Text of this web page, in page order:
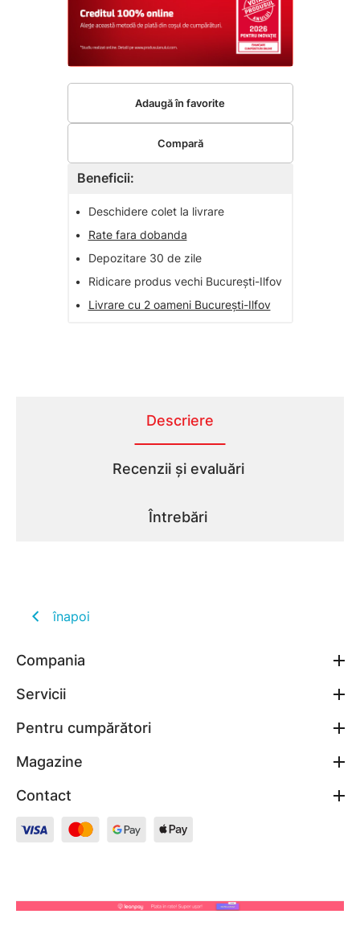
Beneficii:
•
Deschidere colet la livrare
•
Rate fara dobanda
•
Depozitare 30 de zile
•
Ridicare produs vechi București-Ilfov
•
Livrare cu 2 oameni București-Ilfov
Adaugă în favorite
Compară
Descriere
Recenzii și evaluări
Întrebări
înapoi
Compania
Servicii
Pentru cumpărători
Magazine
Contact